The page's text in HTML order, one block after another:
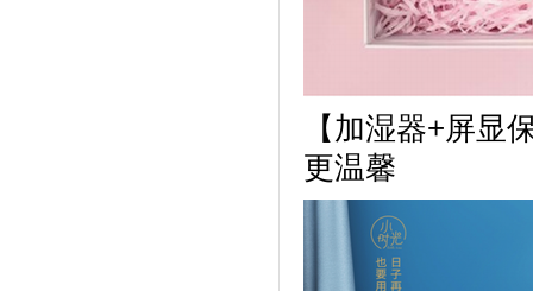
【加湿器+屏显
更温馨